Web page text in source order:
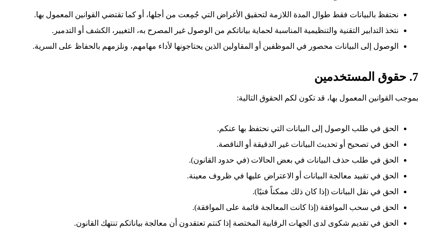
نحتفظ بالبيانات فقط طوال المدة اللازمة لتحقيق الأغراض التي جُمِعت من أجلها، أو كما تقتضي القوانين المعمول بها.
نتخذ التدابير التقنية والتنظيمية المناسبة لحماية بياناتكم من الوصول غير المصرح به، التغيير، الكشف أو التدمير.
الوصول إلى البيانات محصور في الموظفين أو المقاولين الذين يحتاجونها لأداء مهامهم، ونلزمهم بالحفاظ على السرية.
7. حقوق المستخدمين
بموجب القوانين المعمول بها، قد تكون لكم الحقوق التالية:
الحق في طلب الوصول إلى البيانات التي نحتفظ بها عنكم.
الحق في تصحيح أو تحديث البيانات غير الدقيقة أو الناقصة.
الحق في طلب حذف البيانات في بعض الحالات (في حدود القانون).
الحق في تقييد معالجة البيانات أو الاعتراض عليها في ظروف معينة.
الحق في نقل البيانات (إذا كان ذلك ممكناً فنيًا).
الحق في سحب الموافقة (إذا كانت المعالجة قائمة على الموافقة).
الحق في تقديم شكوى لدى الجهات الرقابية المختصة إذا كنتم تعتقدون أن معالجة بياناتكم تنتهك القانون.